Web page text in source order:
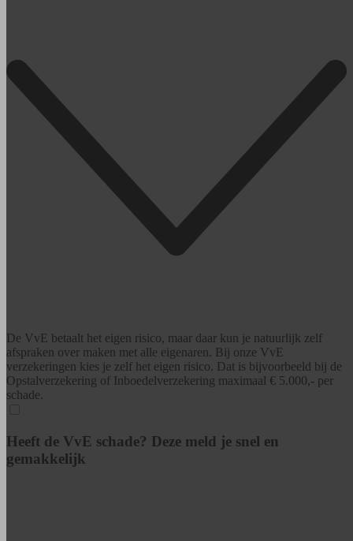
De VvE betaalt het eigen risico, maar daar kun je natuurlijk zelf
afspraken over maken met alle eigenaren. Bij onze VvE
verzekeringen kies je zelf het eigen risico. Dat is bijvoorbeeld bij de
Opstalverzekering of Inboedelverzekering maximaal € 5.000,- per
schade.
Heeft de VvE schade? Deze meld je snel en
gemakkelijk